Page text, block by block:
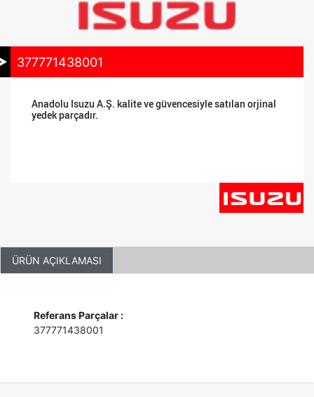
377771438001
Anadolu Isuzu A.Ş. kalite ve güvencesiyle satılan orjinal
yedek parçadır.
ÜRÜN AÇIKLAMASI
Referans Parçalar :
377771438001